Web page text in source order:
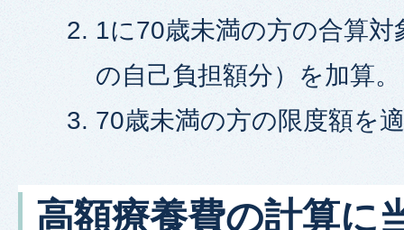
1に70歳未満の方の合算
の自己負担額分）を加算。
70歳未満の方の限度額を
高額療養費の計算に